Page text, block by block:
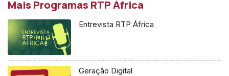
Mais Programas RTP África
Entrevista RTP África
Geração Digital